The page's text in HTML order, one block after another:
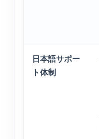
日本語サポー
ト体制